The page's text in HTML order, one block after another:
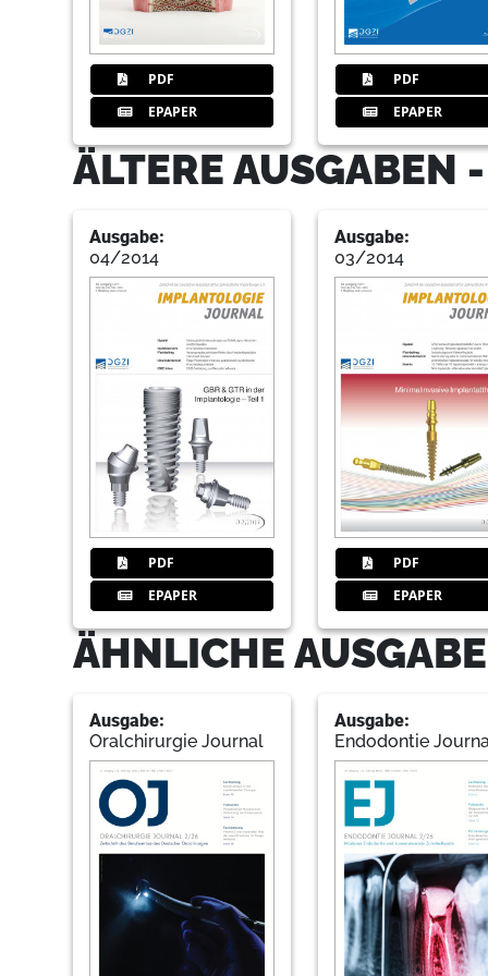
PDF
EPAPER
PDF
EPAPER
ÄLTERE AUSGABEN
Ausgabe:
04/2014
PDF
EPAPER
Ausgabe:
03/2014
PDF
EPAPER
ÄHNLICHE
Ausgabe:
Oralchirurgie Journal
Ausgabe:
Endodontie